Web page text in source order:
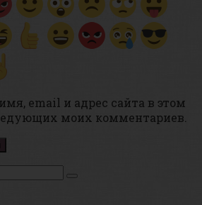
email и адрес сайта в этом
моих комментариев.